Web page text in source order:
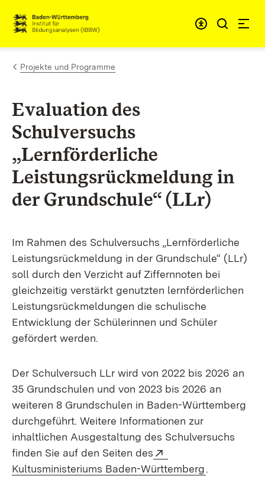
Zum Inhalt springen
Link zur Startseite
Projekte und Programme
Evaluation des
Schulversuchs
„Lernförderliche
Leistungsrückmeldung in
der Grundschule“ (LLr)
Im Rahmen des Schulversuchs „Lernförderliche
Leistungsrückmeldung in der Grundschule“ (LLr)
soll durch den Verzicht auf Ziffernnoten bei
gleichzeitig verstärkt genutzten lernförderlichen
Leistungsrückmeldungen die schulische
Entwicklung der Schülerinnen und Schüler
gefördert werden.
Der Schulversuch LLr wird von 2022 bis 2026 an
35 Grundschulen und von 2023 bis 2026 an
weiteren 8 Grundschulen in Baden-Württemberg
durchgeführt. Weitere Informationen zur
inhaltlichen Ausgestaltung des Schulversuchs
finden Sie auf den Seiten des
Kultusministeriums Baden-Württemberg.